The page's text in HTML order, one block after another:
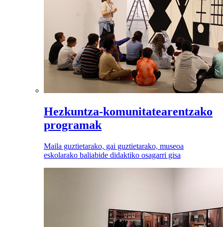
Hezkuntza-komunitatearentzako
programak
Maila guztietarako, gai guztietarako, museoa
eskolarako baliabide didaktiko osagarri gisa